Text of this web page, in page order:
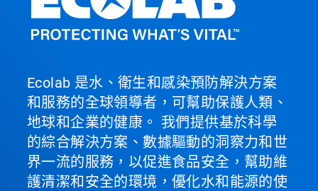
Ecolab 是水、衛生和感染預防解決方案
和服務的全球領導者，可幫助保護人類、
地球和企業的健康。 我們提供基於科學
的綜合解決方案、數據驅動的洞察力和世
界一流的服務，以促進食品安全，幫助維
護清潔和安全的環境，優化水和能源的使